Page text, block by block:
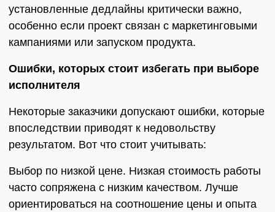
установленные дедлайны критически важно,
особенно если проект связан с маркетинговыми
кампаниями или запуском продукта.
Ошибки, которых стоит избегать при выборе
исполнителя
Некоторые заказчики допускают ошибки, которые
впоследствии приводят к недовольству
результатом. Вот что стоит учитывать:
Выбор по низкой цене. Низкая стоимость работы
часто сопряжена с низким качеством. Лучше
ориентироваться на соотношение цены и опыта